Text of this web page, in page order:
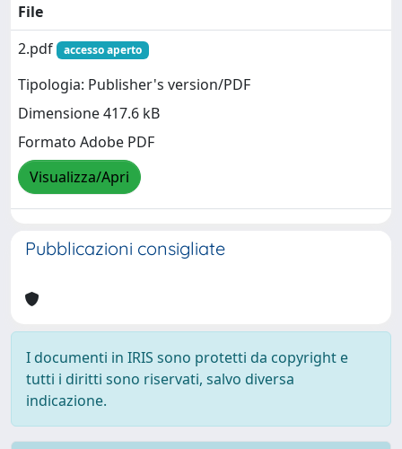
File
2.pdf
accesso aperto
Tipologia: Publisher's version/PDF
Dimensione 417.6 kB
Formato Adobe PDF
Visualizza/Apri
Pubblicazioni consigliate
I documenti in IRIS sono protetti da copyright e
tutti i diritti sono riservati, salvo diversa
indicazione.